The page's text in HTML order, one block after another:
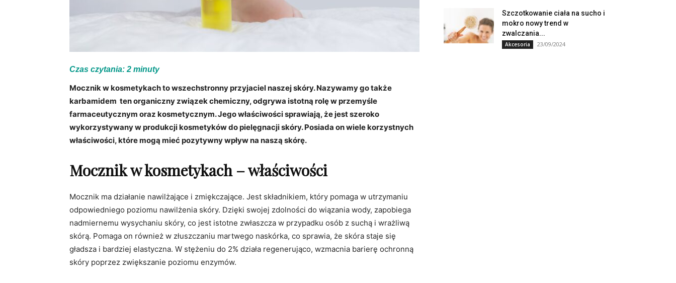
Czas czytania: 2 minuty
Mocznik w kosmetykach to wszechstronny przyjaciel naszej skóry. Nazywamy go także
karbamidem ten organiczny związek chemiczny, odgrywa istotną rolę w przemyśle
farmaceutycznym oraz kosmetycznym. Jego właściwości sprawiają, że jest szeroko
wykorzystywany w produkcji kosmetyków do pielęgnacji skóry. Posiada on wiele korzystnych
właściwości, które mogą mieć pozytywny wpływ na naszą skórę.
Mocznik w kosmetykach – właściwości
Mocznik ma działanie nawilżające i zmiękczające. Jest składnikiem, który pomaga w utrzymaniu
odpowiedniego poziomu nawilżenia skóry. Dzięki swojej zdolności do wiązania wody, zapobiega
nadmiernemu wysychaniu skóry, co jest istotne zwłaszcza w przypadku osób z suchą i wrażliwą
skórą. Pomaga on również w złuszczaniu martwego naskórka, co sprawia, że skóra staje się
gładsza i bardziej elastyczna. W stężeniu do 2% działa regenerująco, wzmacnia barierę ochronną
skóry poprzez zwiększanie poziomu enzymów.
Szczotkowanie ciała na sucho i
mokro nowy trend w
zwalczania...
Akcesoria 23/09/2024